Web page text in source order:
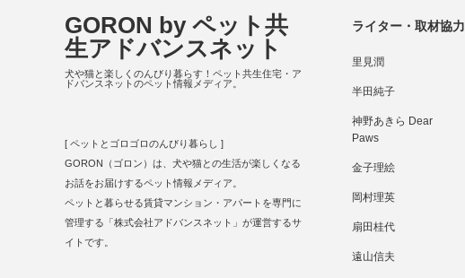
ライター・取材協力
里見潤
半田純子
神野あきら Dear
Paws
金子理絵
岡村理英
扇田桂代
遠山信夫
GORON by ペット共
生アドバンスネット
犬や猫と楽しくのんびり暮らす！ペット共生住宅・ア
ドバンスネットのペット情報メディア。
[ ペットとゴロゴロのんびり暮らし ]
GORON（ゴロン）は、犬や猫との生活が楽しくなる
お話をお届けするペット情報メディア。
ペットと暮らせる賃貸マンション・アパートを専門に
管理する「株式会社アドバンスネット」が運営するサ
イトです。